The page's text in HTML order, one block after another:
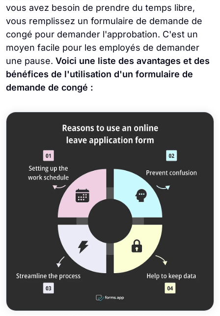
vous avez besoin de prendre du temps libre,
vous remplissez un formulaire de demande de
congé pour demander l'approbation. C'est un
moyen facile pour les employés de demander
une pause. Voici une liste des avantages et des
bénéfices de l'utilisation d'un formulaire de
demande de congé :